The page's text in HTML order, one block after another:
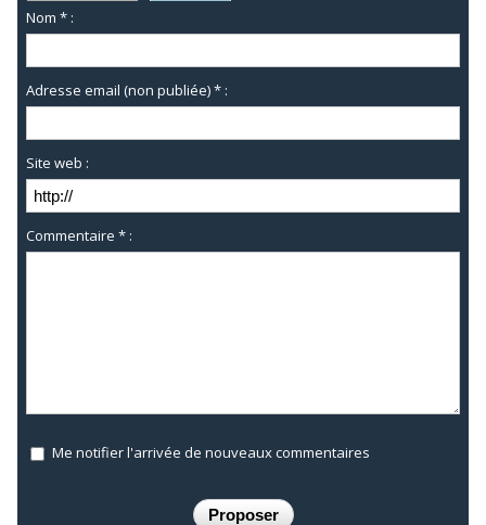
Nom * :
Adresse email (non publiée) * :
Site web :
Commentaire * :
Me notifier l'arrivée de nouveaux commentaires